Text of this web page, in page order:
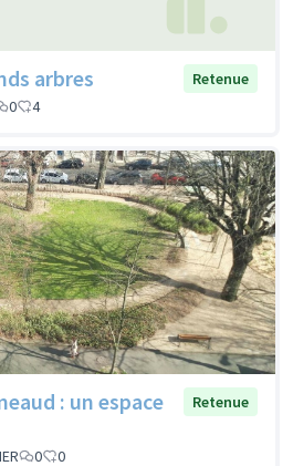
arbres
Retenue
0 4
: un espace
Retenue
0 0